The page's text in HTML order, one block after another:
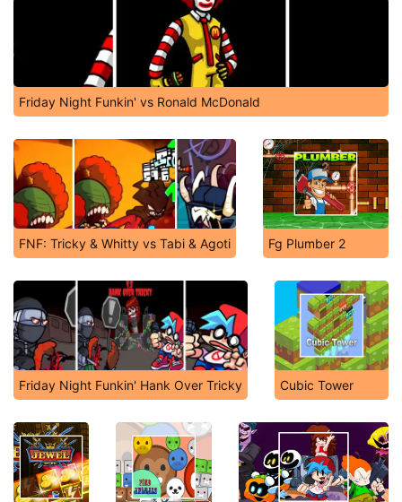
Friday Night Funkin' vs Ronald McDonald
FNF: Tricky & Whitty vs Tabi & Agoti Fg Plumber 2
Friday Night Funkin' Hank Over Tricky Cubic Tower